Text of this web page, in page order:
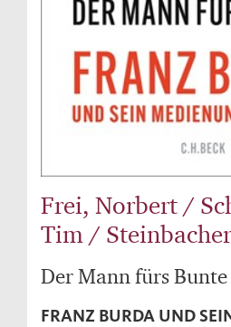
Frei, Norbert /
Tim /
Der Mann fürs Bunte
FRANZ BURDA UND